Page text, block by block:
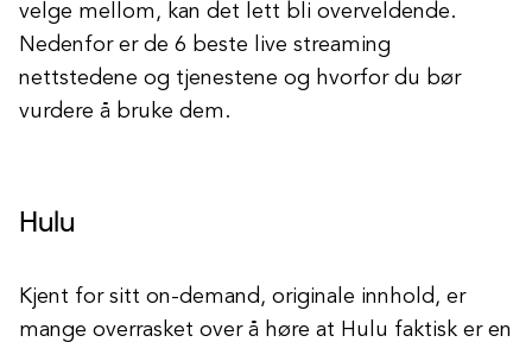
velge mellom, kan det lett bli overveldende.
Nedenfor er de 6 beste live streaming
nettstedene og tjenestene og hvorfor du bør
vurdere å bruke dem.
Hulu
Kjent for sitt on-demand, originale innhold, er
mange overrasket over å høre at Hulu faktisk er en